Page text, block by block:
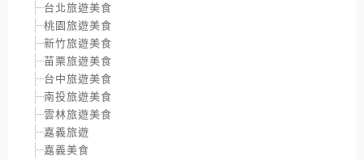
台北旅遊美食
桃園旅遊美食
新竹旅遊美食
苗栗旅遊美食
台中旅遊美食
南投旅遊美食
雲林旅遊美食
嘉義旅遊
嘉義美食